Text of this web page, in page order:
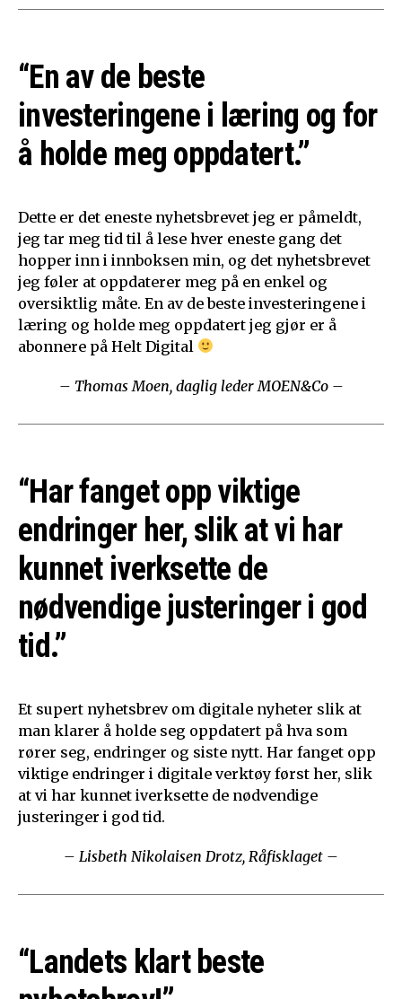
“En av de beste
investeringene i læring og for
å holde meg oppdatert.”
Dette er det eneste nyhetsbrevet jeg er påmeldt,
jeg tar meg tid til å lese hver eneste gang det
hopper inn i innboksen min, og det nyhetsbrevet
jeg føler at oppdaterer meg på en enkel og
oversiktlig måte. En av de beste investeringene i
læring og holde meg oppdatert jeg gjør er å
abonnere på Helt Digital
– Thomas Moen, daglig leder MOEN&Co –
“Har fanget opp viktige
endringer her, slik at vi har
kunnet iverksette de
nødvendige justeringer i god
tid.”
Et supert nyhetsbrev om digitale nyheter slik at
man klarer å holde seg oppdatert på hva som
rører seg, endringer og siste nytt. Har fanget opp
viktige endringer i digitale verktøy først her, slik
at vi har kunnet iverksette de nødvendige
justeringer i god tid.
– Lisbeth Nikolaisen Drotz, Råfisklaget –
“Landets klart beste